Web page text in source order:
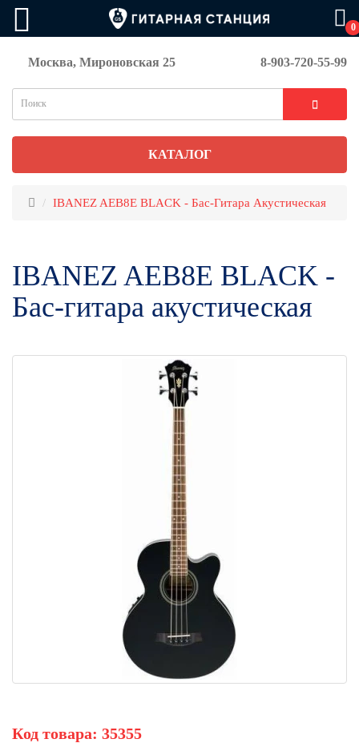
0
Москва, Мироновская 25 8-903-720-55-99
КАТАЛОГ
IBANEZ AEB8E BLACK - Бас-Гитара Акустическая
IBANEZ AEB8E BLACK -
Бас-гитара акустическая
Код товара: 35355